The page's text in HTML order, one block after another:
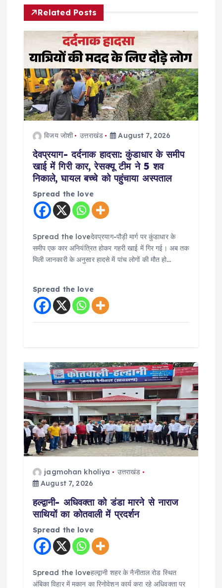
v
g
a
t
Related Posts
विजय जोशी उत्तराखंड August 7, 2026
देवप्रयाग- दर्दनाक हादसा: कुंडाधार के समीप
खाई में गिरी कार, रेसक्यू टीम ने 5 शव
निकाले, घायल बच्चे को पहुंचाया अस्पताल
Spread the love
Spread the loveदेवप्रयाग-पौड़ी मार्ग पर कुंडाधार के
समीप एक कार अनियंत्रित होकर गहरी खाई में गिर गई। अब तक
मिली जानकारी के अनुसार हादसे में पांच लोगों की मौत हो…
Spread the love
jagmohan kholiya
उत्तराखंड
August 7, 2026
हल्द्वानी- अधिवक्ता को डंडा मारने से नाराज
साथियों का कोतवाली में प्रदर्शन
Spread the love
Spread the loveहल्द्वानी शहर के नैनीताल रोड स्थित
अंबिका विहार में मकान का रिनोवेशन कार्य करा रहे अधिवक्ता पर